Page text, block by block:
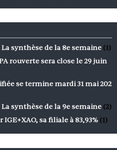
synthèse de la 8e semaine (1)
rouverte sera close le 29 juin
se termine mardi 31 mai 202
synthèse de la 9e semaine (2)
sa filiale à 83,93% (1)